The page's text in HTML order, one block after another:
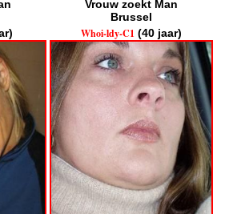
Vrouw zoekt Man
Brussel
Whoi-ldy-C1 (40 jaar)